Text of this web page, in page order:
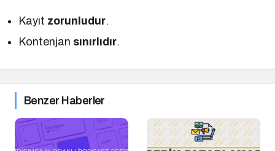
Kayıt zorunludur.
Kontenjan sınırlıdır.
Benzer Haberler